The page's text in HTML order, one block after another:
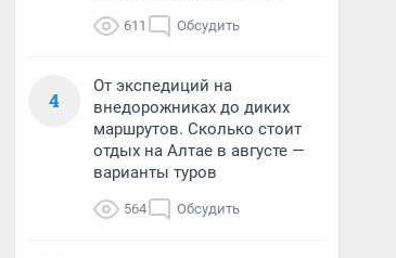
611 Обсудить
4
От экспедиций на
внедорожниках до диких
маршрутов. Сколько стоит
отдых на Алтае в августе —
варианты туров
564 Обсудить